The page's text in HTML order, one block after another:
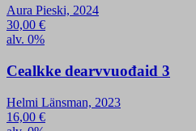
Aura Pieski, 2024
30,00 €
alv. 0%
Cealkke dearvvuođaid 3
Helmi Länsman, 2023
16,00 €